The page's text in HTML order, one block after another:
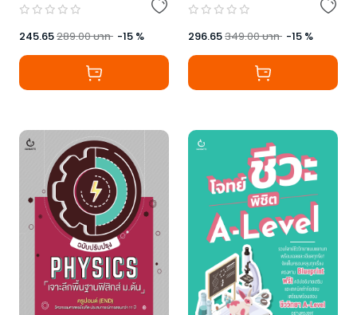
245.65289.00บาท -15 % 296.65349.00บาท -15 %